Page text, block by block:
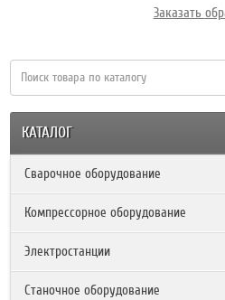
Заказать
КАТАЛОГ
Сварочное оборудование
Компрессорное оборудование
Электростанции
Станочное оборудование